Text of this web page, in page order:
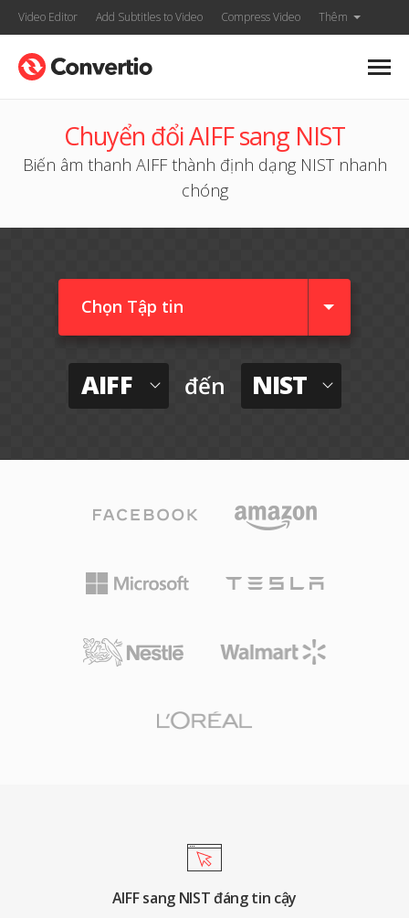
Video Editor Add Subtitles to Video Compress Video Thêm
Chuyển đổi AIFF sang NIST
Biến âm thanh AIFF thành định dạng NIST nhanh
chóng
Chọn Tập tin
AIFF đến NIST
AIFF sang NIST đáng tin cậy